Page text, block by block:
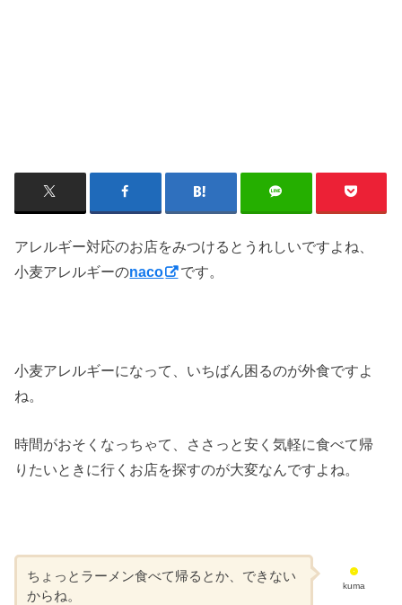
アレルギー対応のお店をみつけるとうれしいですよね、
小麦アレルギーのnaco です。
小麦アレルギーになって、いちばん困るのが外食ですよ
ね。
時間がおそくなっちゃて、ささっと安く気軽に食べて帰
りたいときに行くお店を探すのが大変なんですよね。
kuma
ちょっとラーメン食べて帰るとか、できない
からね。